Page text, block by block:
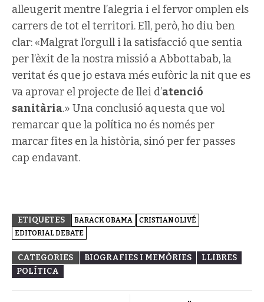
alleugerit mentre l’alegria i el fervor omplen els
carrers de tot el territori. Ell, però, ho diu ben
clar: «Malgrat l’orgull i la satisfacció que sentia
per l’èxit de la nostra missió a Abbottabab, la
veritat és que jo estava més eufòric la nit que es
va aprovar el projecte de llei d’atenció
sanitària.» Una conclusió aquesta que vol
remarcar que la política no és només per
marcar fites en la història, sinó per fer passes
cap endavant.
ETIQUETES BARACK OBAMA
CRISTIAN OLIVÉ
EDITORIAL DEBATE
CATEGORIES BIOGRAFIES I MEMÒRIES
LLIBRES
POLÍTICA